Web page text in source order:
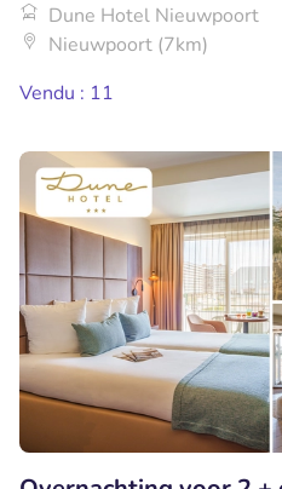
Dune Hotel Nieuwpoort
Nieuwpoort (7km)
Vendu : 11